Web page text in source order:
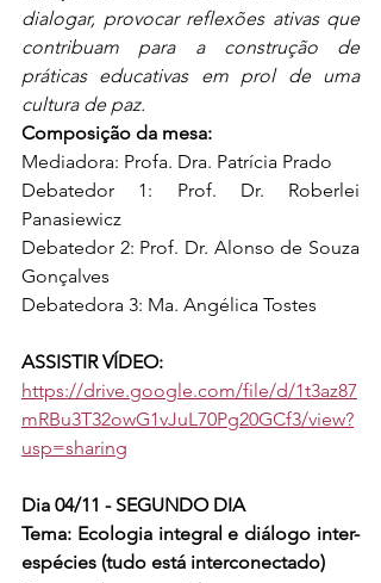
dialogar, provocar reflexões ativas que
contribuam para a construção de
práticas educativas em prol de uma
cultura de paz.
Composição da mesa:
Mediadora: Profa. Dra. Patrícia Prado
Debatedor 1: Prof. Dr. Roberlei
Panasiewicz
Debatedor 2: Prof. Dr. Alonso de Souza
Gonçalves
Debatedora 3: Ma. Angélica Tostes
ASSISTIR VÍDEO:
https://drive.google.com/file/d/1t3az87
mRBu3T32owG1vJuL70Pg20GCf3/view?
usp=sharing
Dia 04/11 - SEGUNDO DIA
Tema: Ecologia integral e diálogo inter-
espécies (tudo está interconectado)